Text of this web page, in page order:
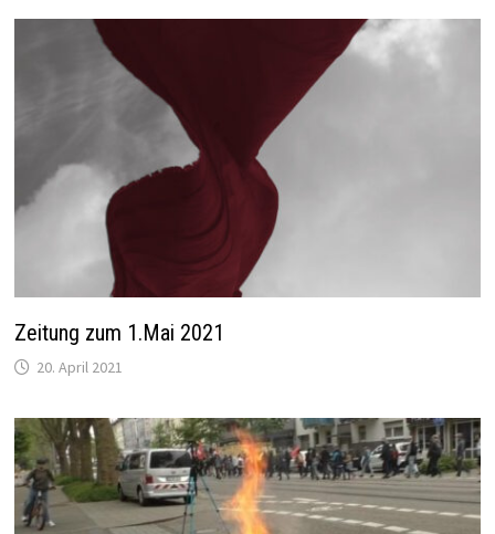
Zeitung zum 1.Mai 2021
20. April 2021